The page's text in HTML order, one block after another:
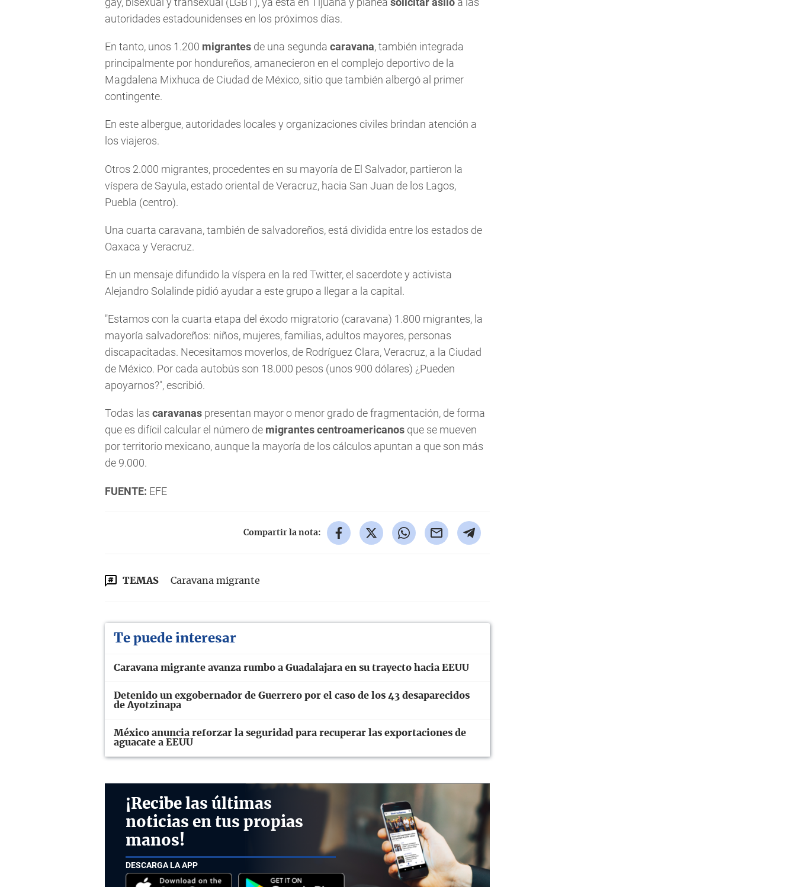
autoridades estadounidenses en los próximos días.
En tanto, unos 1.200 migrantes de una segunda caravana, también integrada
principalmente por hondureños, amanecieron en el complejo deportivo de la
Magdalena Mixhuca de Ciudad de México, sitio que también albergó al primer
contingente.
En este albergue, autoridades locales y organizaciones civiles brindan atención a
los viajeros.
Otros 2.000 migrantes, procedentes en su mayoría de El Salvador, partieron la
víspera de Sayula, estado oriental de Veracruz, hacia San Juan de los Lagos,
Puebla (centro).
Una cuarta caravana, también de salvadoreños, está dividida entre los estados de
Oaxaca y Veracruz.
En un mensaje difundido la víspera en la red Twitter, el sacerdote y activista
Alejandro Solalinde pidió ayudar a este grupo a llegar a la capital.
"Estamos con la cuarta etapa del éxodo migratorio (caravana) 1.800 migrantes, la
mayoría salvadoreños: niños, mujeres, familias, adultos mayores, personas
discapacitadas. Necesitamos moverlos, de Rodríguez Clara, Veracruz, a la Ciudad
de México. Por cada autobús son 18.000 pesos (unos 900 dólares) ¿Pueden
apoyarnos?", escribió.
Todas las caravanas presentan mayor o menor grado de fragmentación, de forma
que es difícil calcular el número de migrantes centroamericanos que se mueven
por territorio mexicano, aunque la mayoría de los cálculos apuntan a que son más
de 9.000.
FUENTE: EFE
Compartir la nota:
TEMAS Caravana migrante
Te puede interesar
Caravana migrante avanza rumbo a Guadalajara en su trayecto hacia EEUU
Detenido un exgobernador de Guerrero por el caso de los 43 desaparecidos
de Ayotzinapa
México anuncia reforzar la seguridad para recuperar las exportaciones de
aguacate a EEUU
¡Recibe las últimas
noticias en tus propias
manos!
DESCARGA LA APP